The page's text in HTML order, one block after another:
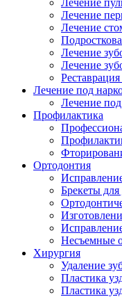
Лечение
Лечение
Лечение
Лечение
Лечение
Лечение под
Лечение
Профилактика
Ортодонтия
Брекеты для
Несъемные
Хирургия
Удаление
Пластика
Пластика